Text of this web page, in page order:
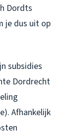
Dordts
je dus uit op
subsidies
Dordrecht
Afhankelijk